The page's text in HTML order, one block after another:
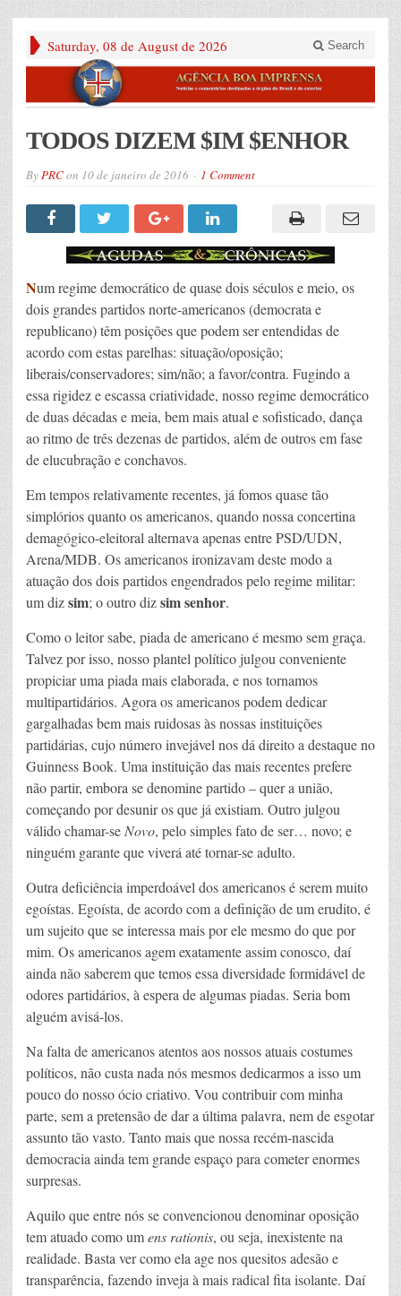
Saturday, 08 de August de 2026 Search
TODOS DIZEM $IM $ENHOR
ByPRCon 10 de janeiro de 2016 1 Comment
Num regime democrático de quase dois séculos e meio, os
dois grandes partidos norte-americanos (democrata e
republicano) têm posições que podem ser entendidas de
acordo com estas parelhas: situação/oposição;
liberais/conservadores; sim/não; a favor/contra. Fugindo a
essa rigidez e escassa criatividade, nosso regime democrático
de duas décadas e meia, bem mais atual e sofisticado, dança
ao ritmo de três dezenas de partidos, além de outros em fase
de elucubração e conchavos.
Em tempos relativamente recentes, já fomos quase tão
simplórios quanto os americanos, quando nossa concertina
demagógico-eleitoral alternava apenas entre PSD/UDN,
Arena/MDB. Os americanos ironizavam deste modo a
atuação dos dois partidos engendrados pelo regime militar:
um dizsim; o outro dizsim senhor.
Como o leitor sabe, piada de americano é mesmo sem graça.
Talvez por isso, nosso plantel político julgou conveniente
propiciar uma piada mais elaborada, e nos tornamos
multipartidários. Agora os americanos podem dedicar
gargalhadas bem mais ruidosas às nossas instituições
partidárias, cujo número invejável nos dá direito a destaque no
Guinness Book. Uma instituição das mais recentes prefere
não partir, embora se denomine partido – quer a união,
começando por desunir os que já existiam. Outro julgou
válido chamar-seNovo, pelo simples fato de ser… novo; e
ninguém garante que viverá até tornar-se adulto.
Outra deficiência imperdoável dos americanos é serem muito
egoístas. Egoísta, de acordo com a definição de um erudito, é
um sujeito que se interessa mais por ele mesmo do que por
mim. Os americanos agem exatamente assim conosco, daí
ainda não saberem que temos essa diversidade formidável de
odores partidários, à espera de algumas piadas. Seria bom
alguém avisá-los.
Na falta de americanos atentos aos nossos atuais costumes
políticos, não custa nada nós mesmos dedicarmos a isso um
pouco do nosso ócio criativo. Vou contribuir com minha
parte, sem a pretensão de dar a última palavra, nem de esgotar
assunto tão vasto. Tanto mais que nossa recém-nascida
democracia ainda tem grande espaço para cometer enormes
surpresas.
Aquilo que entre nós se convencionou denominar oposição
tem atuado como umens rationis, ou seja, inexistente na
realidade. Basta ver como ela age nos quesitos adesão e
transparência, fazendo inveja à mais radical fita isolante. Daí